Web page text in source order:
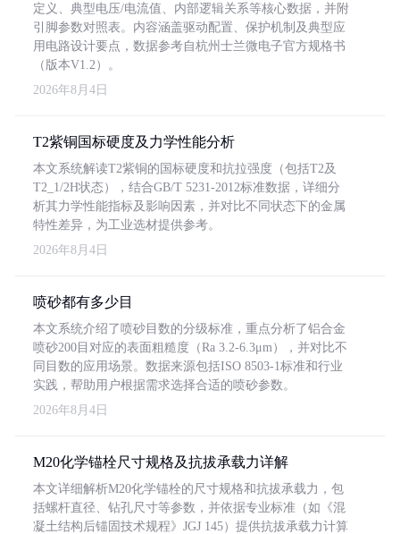
定义、典型电压/电流值、内部逻辑关系等核心数据，并附
引脚参数对照表。内容涵盖驱动配置、保护机制及典型应
用电路设计要点，数据参考自杭州士兰微电子官方规格书
（版本V1.2）。
2026年8月4日
T2紫铜国标硬度及力学性能分析
本文系统解读T2紫铜的国标硬度和抗拉强度（包括T2及
T2_1/2H状态），结合GB/T 5231-2012标准数据，详细分
析其力学性能指标及影响因素，并对比不同状态下的金属
特性差异，为工业选材提供参考。
2026年8月4日
喷砂都有多少目
本文系统介绍了喷砂目数的分级标准，重点分析了铝合金
喷砂200目对应的表面粗糙度（Ra 3.2-6.3μm），并对比不
同目数的应用场景。数据来源包括ISO 8503-1标准和行业
实践，帮助用户根据需求选择合适的喷砂参数。
2026年8月4日
M20化学锚栓尺寸规格及抗拔承载力详解
本文详细解析M20化学锚栓的尺寸规格和抗拔承载力，包
括螺杆直径、钻孔尺寸等参数，并依据专业标准（如《混
凝土结构后锚固技术规程》JGJ 145）提供抗拔承载力计算